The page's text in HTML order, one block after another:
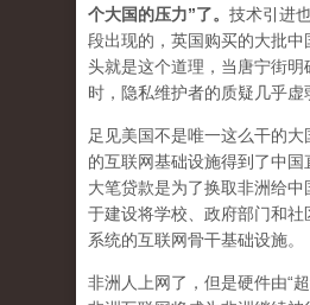
个大国的压力”了。 技术引进
段出现的，英国购买的大批中
头就是这个道理，当唐宁街明
时，隐私维护者的质疑几乎虚
足见美国不是唯一这么干的
的互联网基础设施得到了中国
大笔贷款是为了换取非洲给中
于建设将学校、政府部门和社
系统的互联网骨干基础设施。
非洲人上网了，但是硬件由“超